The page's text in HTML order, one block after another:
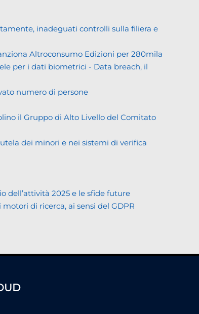
inadeguati controlli sulla filiera e
Altroconsumo Edizioni per 280mila
per i dati biometrici - Data breach, il
numero di persone
il Gruppo di Alto Livello del Comitato
dei minori e nei sistemi di verifica
dell’attività 2025 e le sfide future
di ricerca, ai sensi del GDPR